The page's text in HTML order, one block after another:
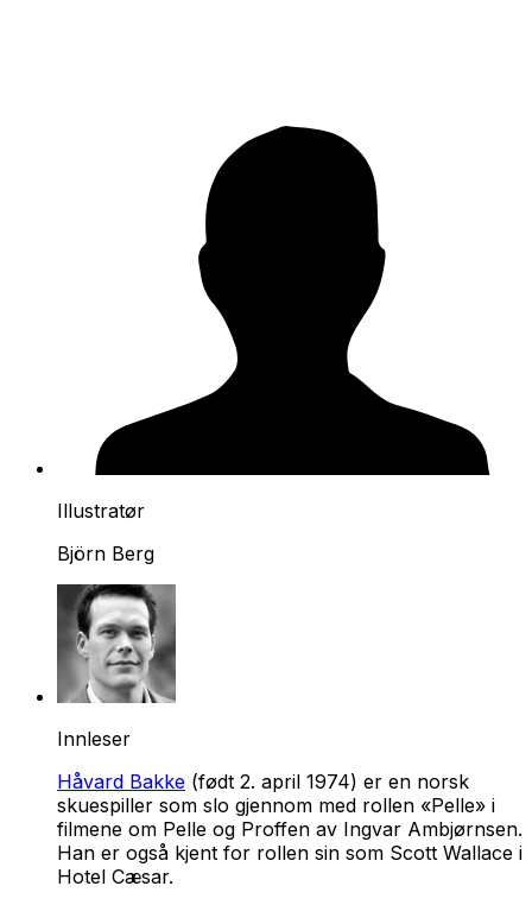
Illustratør
Björn Berg
Innleser
Håvard Bakke (født 2. april 1974) er en norsk
skuespiller som slo gjennom med rollen «Pelle» i
filmene om Pelle og Proffen av Ingvar Ambjørnsen.
Han er også kjent for rollen sin som Scott Wallace i
Hotel Cæsar.